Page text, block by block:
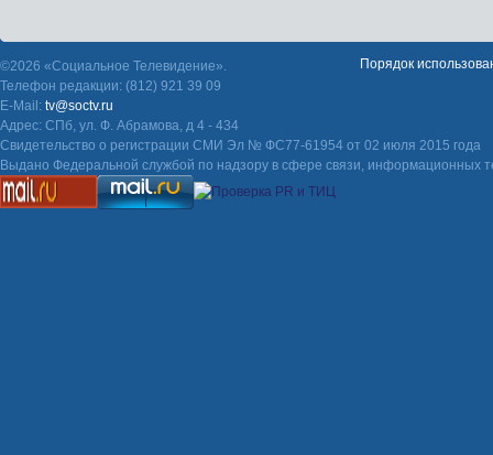
©2026 «Социальное Телевидение».
Телефон редакции: (812) 921 39 09
E-Mail: tv@soctv.ru
Адрес: СПб, ул. Ф. Абрамова, д 4 - 434
Свидетельство о регистрации СМИ Эл № ФС77-61954 от 02 июля 2015 года
Выдано Федеральной службой по надзору в сфере связи, информационных
Порядок